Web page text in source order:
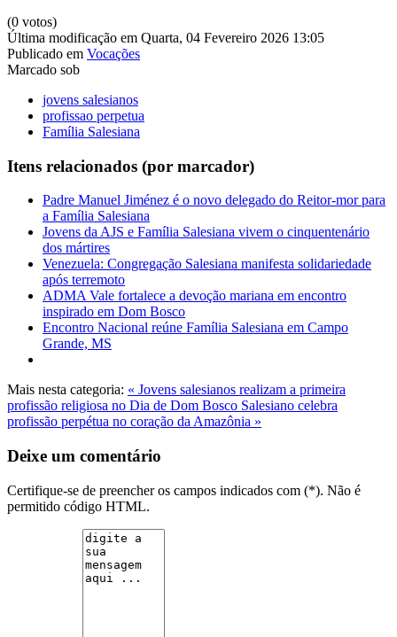
(0 votos)
Última modificação em Quarta, 04 Fevereiro 2026 13:05
Publicado em Vocações
Marcado sob
jovens salesianos
profissao perpetua
Família Salesiana
Itens relacionados (por marcador)
Padre Manuel Jiménez é o novo delegado do Reitor-mor para
a Família Salesiana
Jovens da AJS e Família Salesiana vivem o cinquentenário
dos mártires
Venezuela: Congregação Salesiana manifesta solidariedade
após terremoto
ADMA Vale fortalece a devoção mariana em encontro
inspirado em Dom Bosco
Encontro Nacional reúne Família Salesiana em Campo
Grande, MS
Mais nesta categoria: « Jovens salesianos realizam a primeira
profissão religiosa no Dia de Dom Bosco Salesiano celebra
profissão perpétua no coração da Amazônia »
Deixe um comentário
Certifique-se de preencher os campos indicados com (*). Não é
permitido código HTML.